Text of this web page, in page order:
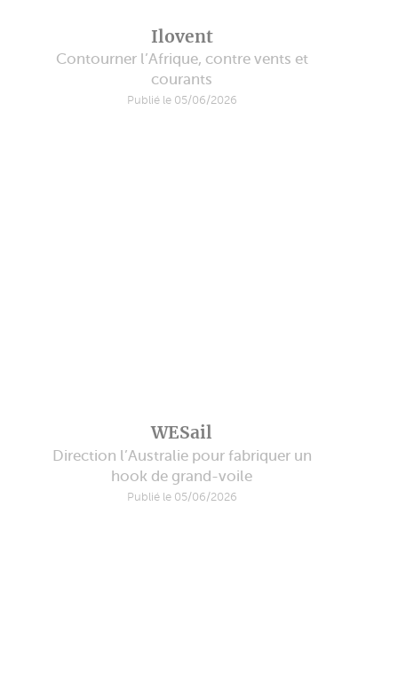
Ilovent
Contourner l’Afrique, contre vents et
courants
Publié le 05/06/2026
WESail
Direction l’Australie pour fabriquer un
hook de grand-voile
Publié le 05/06/2026